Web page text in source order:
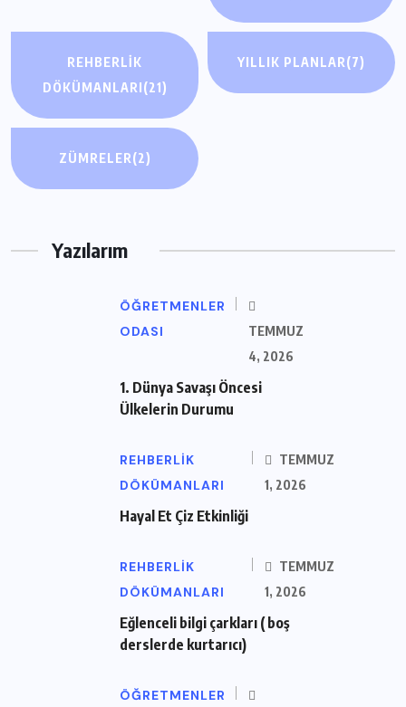
REHBERLIK
DÖKÜMANLARI(21)
YILLIK PLANLAR(7)
ZÜMRELER(2)
Yazılarım
ÖĞRETMENLER
ODASI
TEMMUZ
4, 2026
1. Dünya Savaşı Öncesi
Ülkelerin Durumu
REHBERLIK
DÖKÜMANLARI
TEMMUZ
1, 2026
Hayal Et Çiz Etkinliği
REHBERLIK
DÖKÜMANLARI
TEMMUZ
1, 2026
Eğlenceli bilgi çarkları ( boş
derslerde kurtarıcı)
ÖĞRETMENLER